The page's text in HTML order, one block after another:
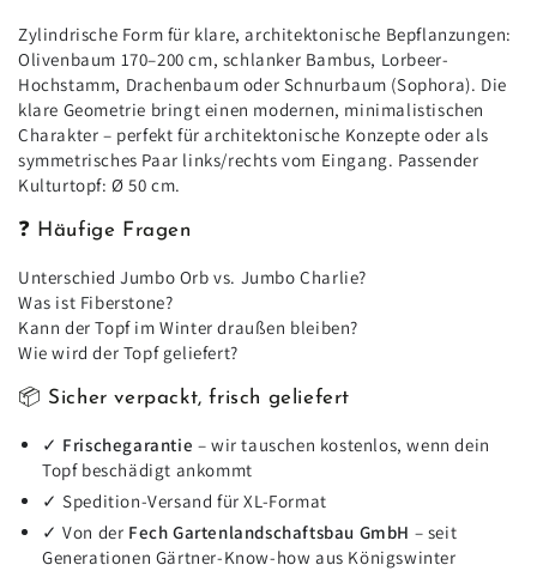
Zylindrische Form für klare, architektonische Bepflanzungen:
Olivenbaum 170–200 cm, schlanker Bambus, Lorbeer-
Hochstamm, Drachenbaum oder Schnurbaum (Sophora). Die
klare Geometrie bringt einen modernen, minimalistischen
Charakter – perfekt für architektonische Konzepte oder als
symmetrisches Paar links/rechts vom Eingang. Passender
Kulturtopf: Ø 50 cm.
❓ Häufige Fragen
Unterschied Jumbo Orb vs. Jumbo Charlie?
Was ist Fiberstone?
Kann der Topf im Winter draußen bleiben?
Wie wird der Topf geliefert?
📦 Sicher verpackt, frisch geliefert
✓ Frischegarantie – wir tauschen kostenlos, wenn dein
Topf beschädigt ankommt
✓ Spedition-Versand für XL-Format
✓ Von der Fech Gartenlandschaftsbau GmbH – seit
Generationen Gärtner-Know-how aus Königswinter